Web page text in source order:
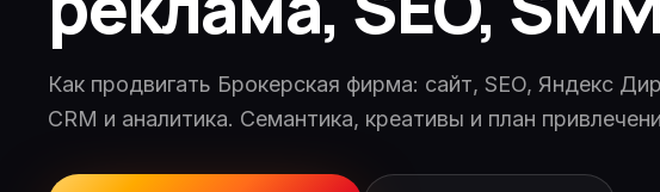
Как продвигать Брокерская фирма: сайт, SEO, Яндекс
CRM и аналитика. Семантика, креативы и план